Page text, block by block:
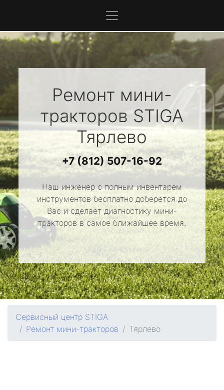
Ремонт мини-
тракторов STIGA
Тярлево
+7 (812) 507-16-92
Наш инженер с полным инвентарем
инструментов бесплатно доберется до
Вас и сделает диагностику мини-
тракторов в самое ближайшее время.
Сервисный центр STIGA
Ремонт мини-тракторов
Тярлево